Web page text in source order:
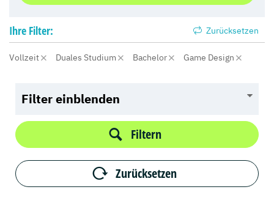
Ihre Filter: Zurücksetzen
Vollzeit Duales Studium Bachelor Game Design
Filter einblenden
Filtern
Zurücksetzen